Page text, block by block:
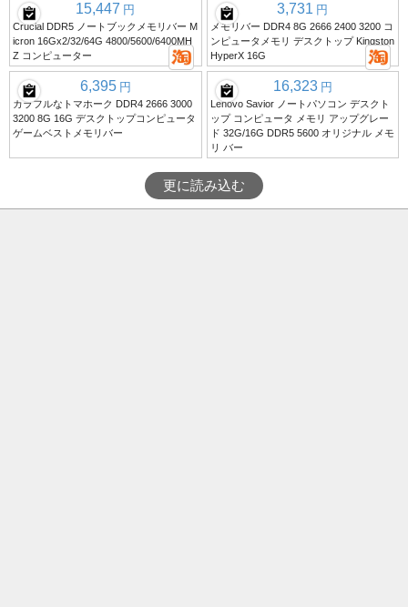
15,447 円
Crucial DDR5 ノートブックメモリバー M
icron 16Gx2/32/64G 4800/5600/6400MH
Z コンピューター
3,731 円
メモリバー DDR4 8G 2666 2400 3200 コ
ンピュータメモリ デスクトップ Kingston
HyperX 16G
6,395 円
カラフルなトマホーク DDR4 2666 3000
3200 8G 16G デスクトップコンピュータ
ゲームベストメモリバー
16,323 円
Lenovo Savior ノートパソコン デスクト
ップ コンピュータ メモリ アップグレー
ド 32G/16G DDR5 5600 オリジナル メモ
リ バー
更に読み込む